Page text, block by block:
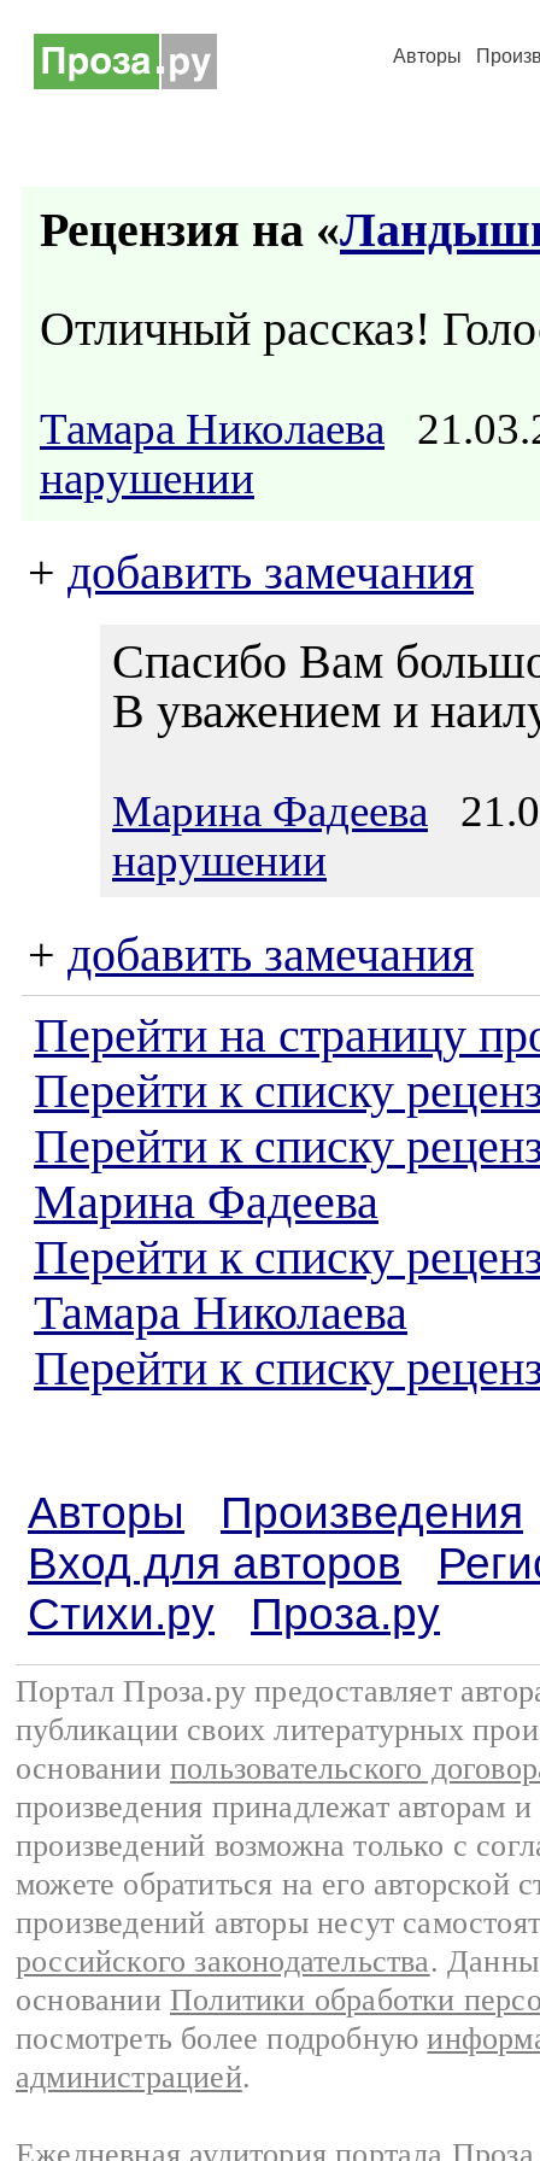
Авторы
Рецензия на «
Отличный рассказ!
Тамара Николаева
нарушении
+ добавить замечания
Спасибо Вам
В уважением и
Марина Фадеева
нарушении
+ добавить замечания
Перейти на страницу
Перейти к списку
Перейти к списку
Марина Фадеева
Перейти к списку
Тамара Николаева
Перейти к списку
Авторы
Произведения
Вход для авторов
Стихи.ру
Проза.ру
Портал Проза.ру предоставляет
публикации своих литературных
основании пользовательского
произведения принадлежат авторам
произведений возможна только с
можете обратиться на его авторской
произведений авторы несут
российского законодательства.
основании Политики обработки
посмотреть более подробную
администрацией.
Ежедневная аудитория портала